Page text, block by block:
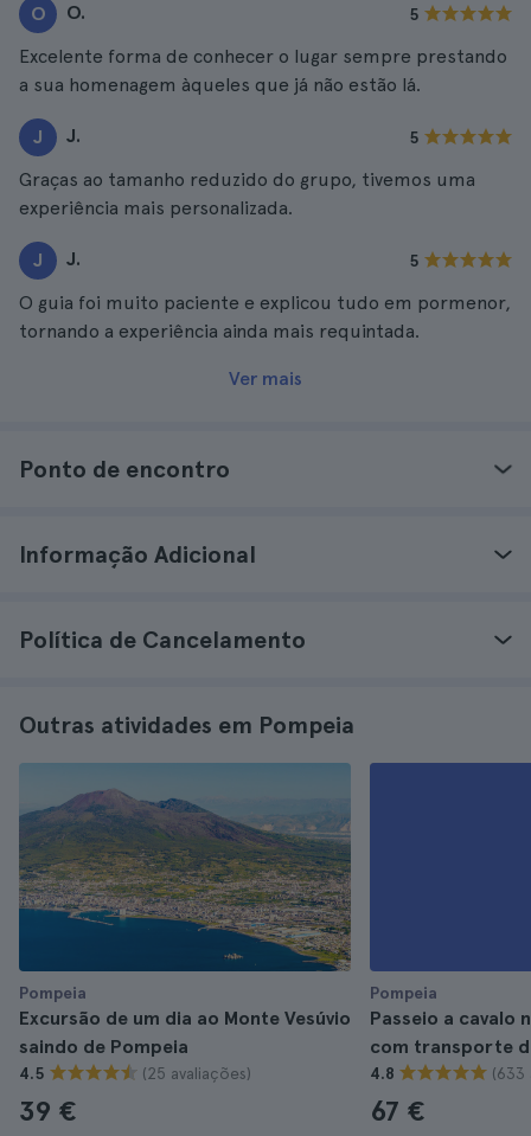
O O. 5
Excelente forma de conhecer o lugar sempre prestando
a sua homenagem àqueles que já não estão lá.
J J. 5
Graças ao tamanho reduzido do grupo, tivemos uma
experiência mais personalizada.
J J. 5
O guia foi muito paciente e explicou tudo em pormenor,
tornando a experiência ainda mais requintada.
Ver mais
Ponto de encontro
Informação Adicional
Política de Cancelamento
Outras atividades em Pompeia
Pompeia
Excursão de um dia ao Monte Vesúvio
saindo de Pompeia
4.5 (25 avaliações)
39 €
Pompeia
Passeio a cavalo
com transporte
4.8 (633
67 €